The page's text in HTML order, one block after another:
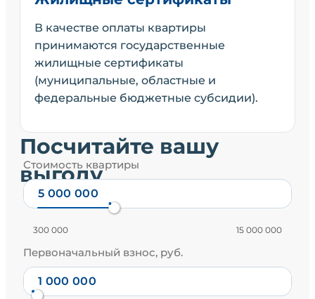
В качестве оплаты квартиры
принимаются государственные
жилищные сертификаты
(муниципальные, областные и
федеральные бюджетные субсидии).
Посчитайте вашу
выгоду
Стоимость квартиры
300 000 15 000 000
Первоначальный взнос, руб.